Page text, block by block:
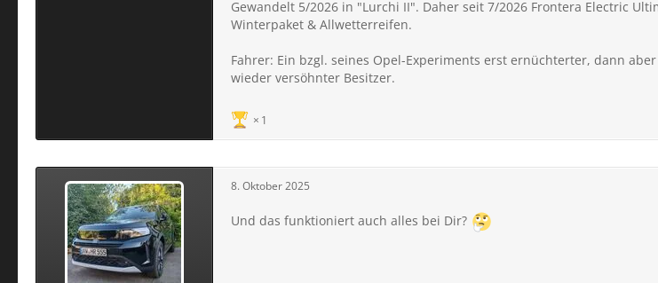
Gewandelt 5/2026 in "Lurchi II". Daher seit 7/2026 Frontera Electric
Winterpaket & Allwetterreifen.
Fahrer: Ein bzgl. seines Opel-Experiments erst ernüchterter, dann
wieder versöhnter Besitzer.
1
8. Oktober 2025
Und das funktioniert auch alles bei Dir?